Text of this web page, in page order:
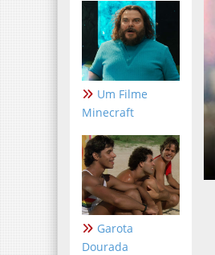
Um Filme
Minecraft
Garota
Dourada